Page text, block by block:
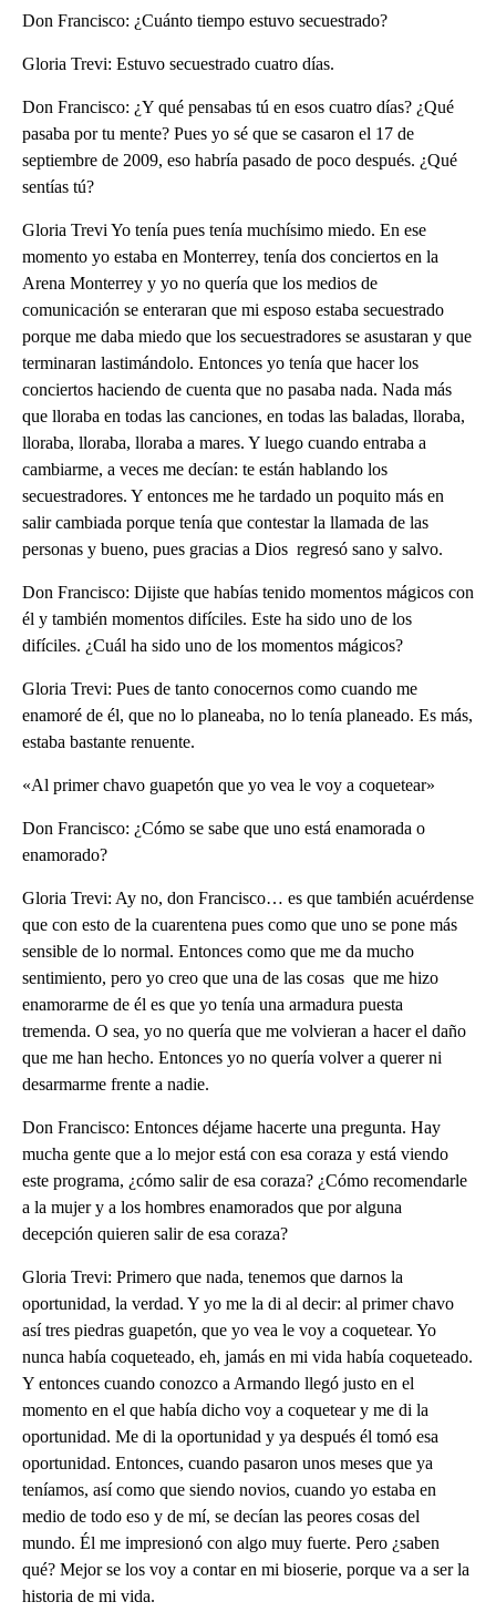
Don Francisco: ¿Cuánto tiempo estuvo secuestrado?
Gloria Trevi: Estuvo secuestrado cuatro días.
Don Francisco: ¿Y qué pensabas tú en esos cuatro días? ¿Qué
pasaba por tu mente? Pues yo sé que se casaron el 17 de
septiembre de 2009, eso habría pasado de poco después. ¿Qué
sentías tú?
Gloria Trevi Yo tenía pues tenía muchísimo miedo. En ese
momento yo estaba en Monterrey, tenía dos conciertos en la
Arena Monterrey y yo no quería que los medios de
comunicación se enteraran que mi esposo estaba secuestrado
porque me daba miedo que los secuestradores se asustaran y que
terminaran lastimándolo. Entonces yo tenía que hacer los
conciertos haciendo de cuenta que no pasaba nada. Nada más
que lloraba en todas las canciones, en todas las baladas, lloraba,
lloraba, lloraba, lloraba a mares. Y luego cuando entraba a
cambiarme, a veces me decían: te están hablando los
secuestradores. Y entonces me he tardado un poquito más en
salir cambiada porque tenía que contestar la llamada de las
personas y bueno, pues gracias a Dios regresó sano y salvo.
Don Francisco: Dijiste que habías tenido momentos mágicos con
él y también momentos difíciles. Este ha sido uno de los
difíciles. ¿Cuál ha sido uno de los momentos mágicos?
Gloria Trevi: Pues de tanto conocernos como cuando me
enamoré de él, que no lo planeaba, no lo tenía planeado. Es más,
estaba bastante renuente.
«Al primer chavo guapetón que yo vea le voy a coquetear»
Don Francisco: ¿Cómo se sabe que uno está enamorada o
enamorado?
Gloria Trevi: Ay no, don Francisco… es que también acuérdense
que con esto de la cuarentena pues como que uno se pone más
sensible de lo normal. Entonces como que me da mucho
sentimiento, pero yo creo que una de las cosas que me hizo
enamorarme de él es que yo tenía una armadura puesta
tremenda. O sea, yo no quería que me volvieran a hacer el daño
que me han hecho. Entonces yo no quería volver a querer ni
desarmarme frente a nadie.
Don Francisco: Entonces déjame hacerte una pregunta. Hay
mucha gente que a lo mejor está con esa coraza y está viendo
este programa, ¿cómo salir de esa coraza? ¿Cómo recomendarle
a la mujer y a los hombres enamorados que por alguna
decepción quieren salir de esa coraza?
Gloria Trevi: Primero que nada, tenemos que darnos la
oportunidad, la verdad. Y yo me la di al decir: al primer chavo
así tres piedras guapetón, que yo vea le voy a coquetear. Yo
nunca había coqueteado, eh, jamás en mi vida había coqueteado.
Y entonces cuando conozco a Armando llegó justo en el
momento en el que había dicho voy a coquetear y me di la
oportunidad. Me di la oportunidad y ya después él tomó esa
oportunidad. Entonces, cuando pasaron unos meses que ya
teníamos, así como que siendo novios, cuando yo estaba en
medio de todo eso y de mí, se decían las peores cosas del
mundo. Él me impresionó con algo muy fuerte. Pero ¿saben
qué? Mejor se los voy a contar en mi bioserie, porque va a ser la
historia de mi vida.